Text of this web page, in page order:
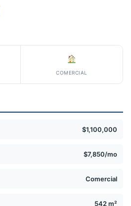
COMERCIAL
$1,100,000
$7,850/mo
Comercial
542 m²